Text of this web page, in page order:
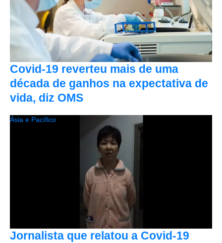
Covid-19 reverteu mais de uma
década de ganhos na expectativa de
vida, diz OMS
Jornalista que relatou a Covid-19
Ásia e Pacífico